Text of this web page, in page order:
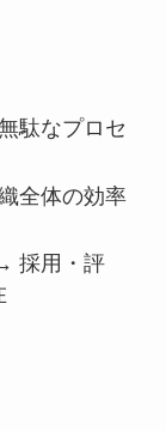
駄なプロセ
全体の効率
採用・評